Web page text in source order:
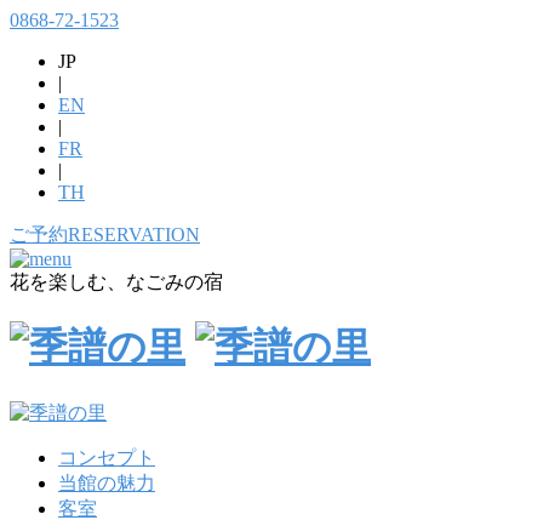
0868-72-1523
JP
|
EN
|
FR
|
TH
ご予約RESERVATION
花を楽しむ、なごみの宿
コンセプト
当館の魅力
客室